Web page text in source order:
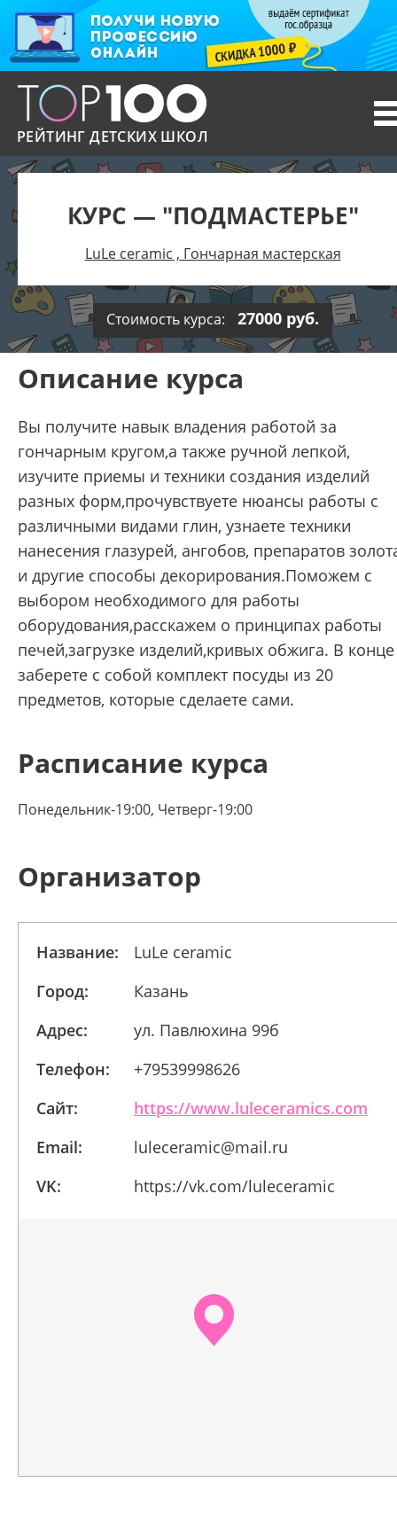
РЕЙТИНГ ДЕТСКИХ ШКОЛ
КУРС — "ПОДМАСТЕРЬЕ"
LuLe ceramic , Гончарная мастерская
Стоимость курса: 27000 руб.
Описание курса
Вы получите навык владения работой за
гончарным кругом,а также ручной лепкой,
изучите приемы и техники создания изделий
разных форм,прочувствуете нюансы работы с
различными видами глин, узнаете техники
нанесения глазурей, ангобов, препаратов
и другие способы декорирования.Поможем с
выбором необходимого для работы
оборудования,расскажем о принципах работы
печей,загрузке изделий,кривых обжига. В конце
заберете с собой комплект посуды из 20
предметов, которые сделаете сами.
Расписание курса
Понедельник-19:00, Четверг-19:00
Организатор
Название:
LuLe ceramic
Город:
Казань
Адрес:
ул. Павлюхина 99б
Телефон:
+79539998626
Сайт:
https://www.luleceramics.com
Email:
luleceramic@mail.ru
VK:
https://vk.com/luleceramic